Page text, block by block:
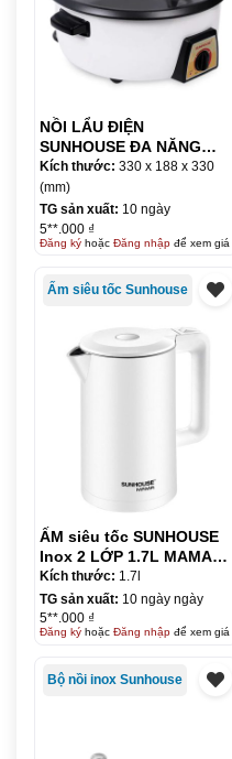
NỒI LẨU ĐIỆN
SUNHOUSE ĐA NĂNG
CAO CẤP SHD4521
Kích thước: 330 x 188 x 330
(mm)
TG sản xuất: 10 ngày
5**.000 ₫
Đăng kýhoặc Đăng nhậpđể xem giá
Ấm siêu tốc Sunhouse
ẤM siêu tốc SUNHOUSE
Inox 2 LỚP 1.7L MAMA
SHD1386W
Kích thước: 1.7l
TG sản xuất: 10 ngày ngày
5**.000 ₫
Đăng kýhoặc Đăng nhậpđể xem giá
Bộ nồi inox Sunhouse